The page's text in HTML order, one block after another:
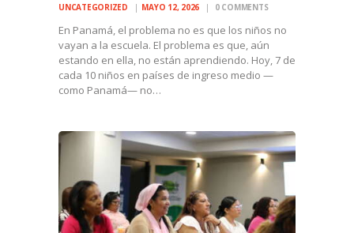
UNCATEGORIZED MAYO 12, 2026 0 COMMENTS
En Panamá, el problema no es que los niños no
vayan a la escuela. El problema es que, aún
estando en ella, no están aprendiendo. Hoy, 7 de
cada 10 niños en países de ingreso medio —
como Panamá— no…